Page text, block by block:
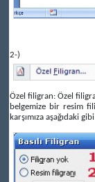
2-)
Özel filigran: Özel
belgemize bir resim
karşımıza aşağıdaki